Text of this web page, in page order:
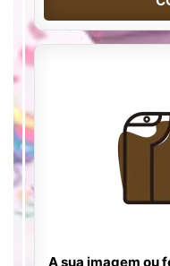
A sua imagem ou